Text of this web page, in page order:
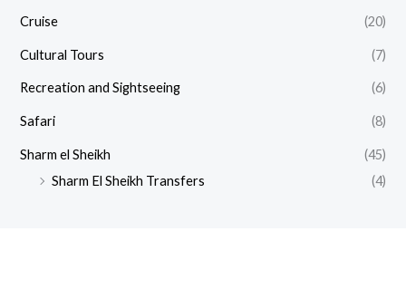
Cruise (20)
Cultural Tours (7)
Recreation and Sightseeing (6)
Safari (8)
Sharm el Sheikh
(45)
Sharm El Sheikh Transfers
(4)